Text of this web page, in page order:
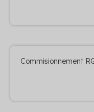
Commisionnement